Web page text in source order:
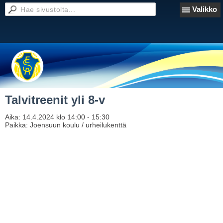
Valikko
Talvitreenit yli 8-v
Aika: 14.4.2024 klo 14:00 - 15:30
Paikka: Joensuun koulu / urheilukenttä